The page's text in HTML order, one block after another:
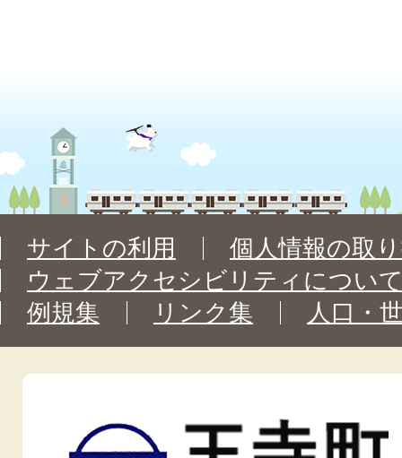
サイトの利用
個人情報の取
ウェブアクセシビリティについ
例規集
リンク集 人口・
王